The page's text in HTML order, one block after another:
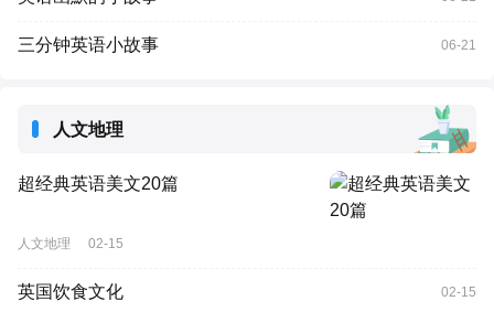
三分钟英语小故事 06-21
人文地理
超经典英语美文20篇
人文地理 02-15
英国饮食文化 02-15